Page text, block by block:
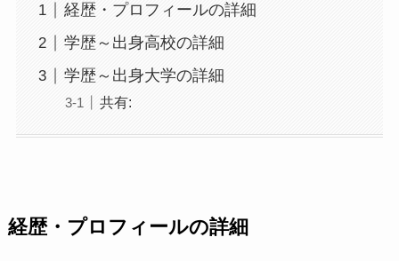
経歴・プロフィールの詳細
学歴～出身高校の詳細
学歴～出身大学の詳細
共有:
経歴・プロフィールの詳細